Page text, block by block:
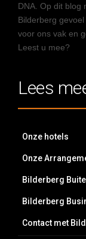
DNA. Op dit blog
Bilderberg
voor ons vak en
Leest u mee?
Lees
Onze hotels
Onze
Bilderberg
Bilderberg
Contact met